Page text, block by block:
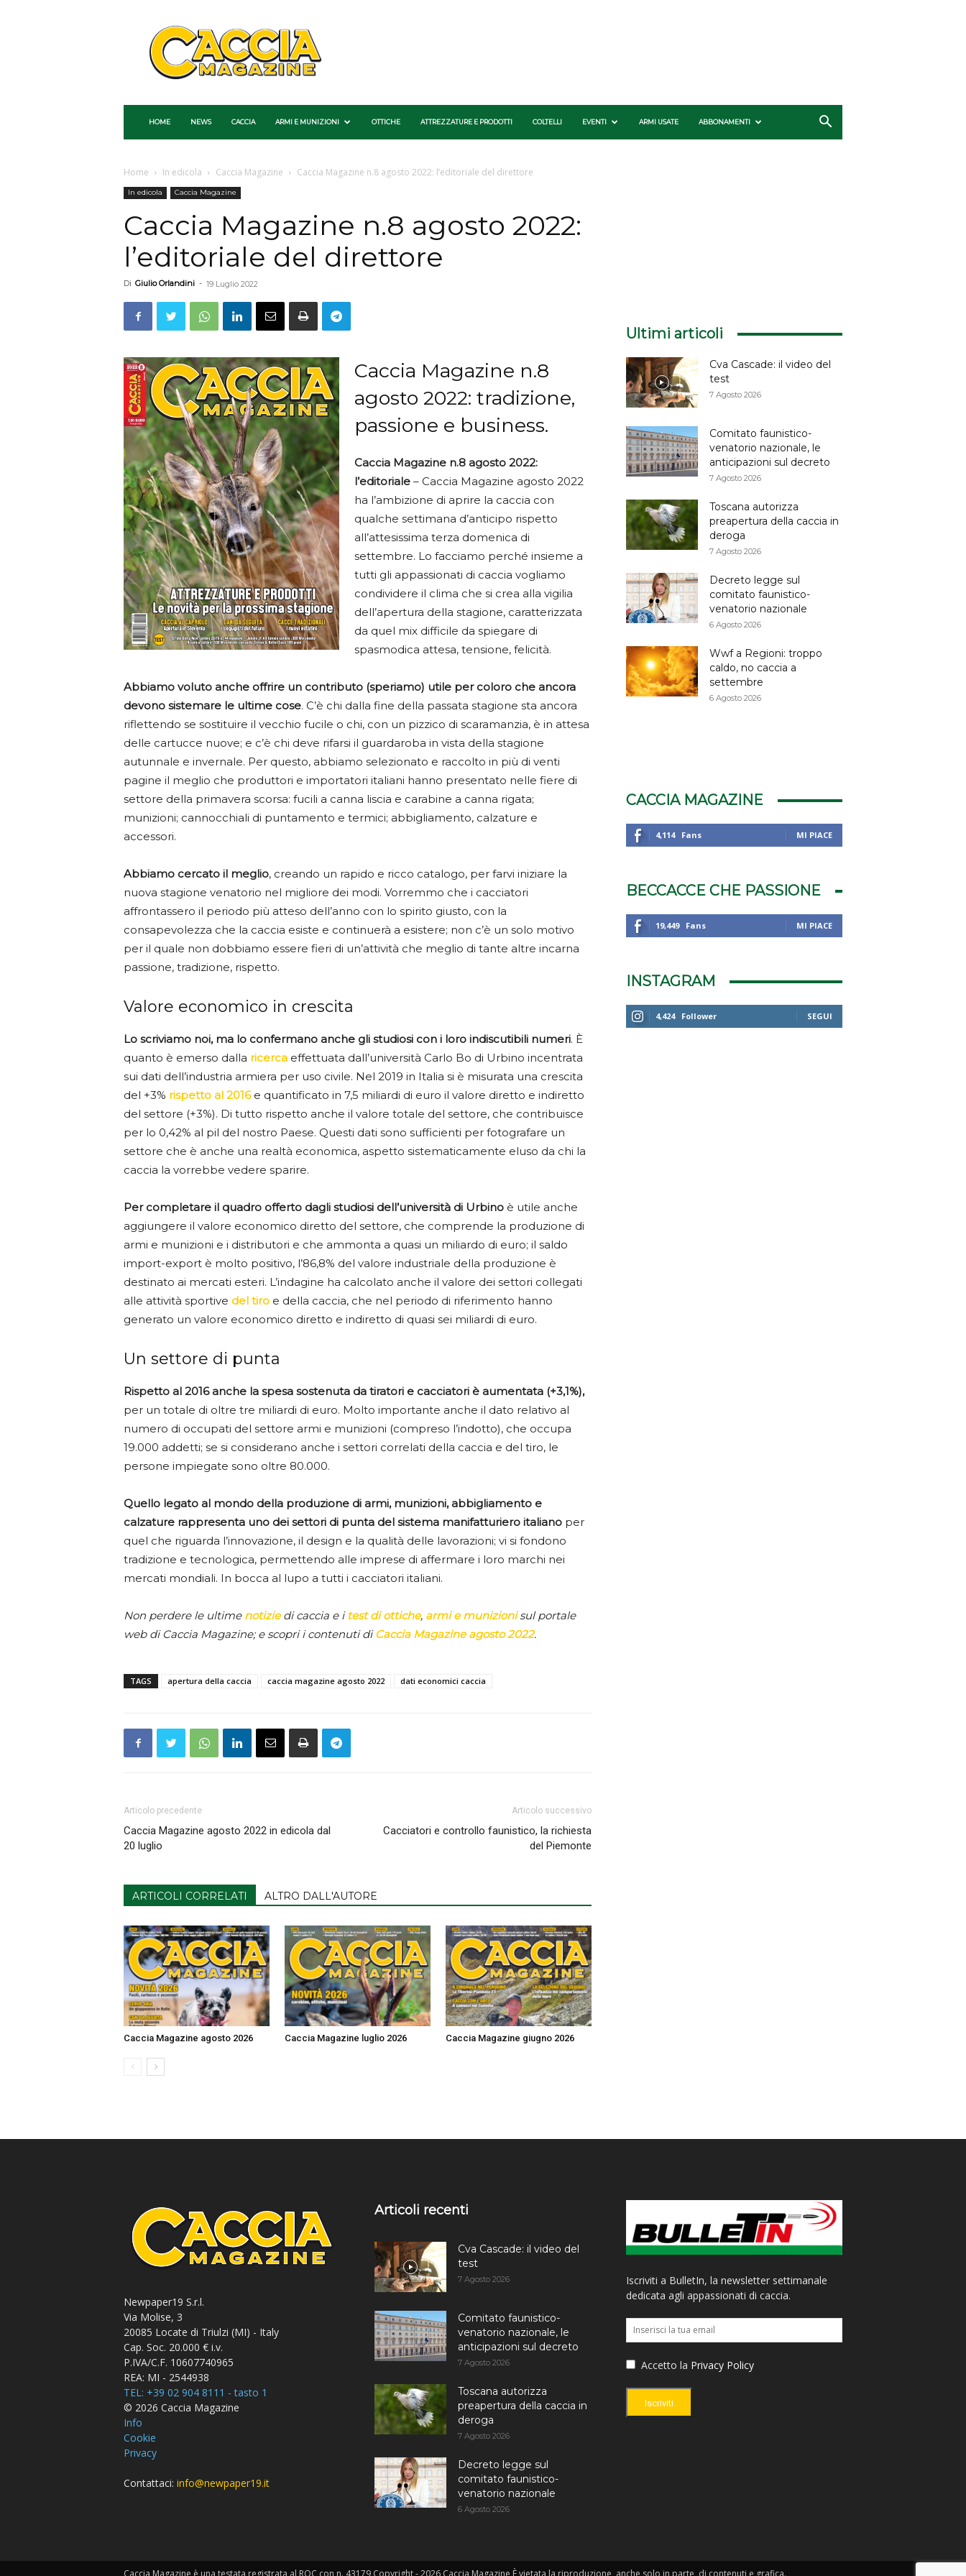
Caccia
Magazine
HOME NEWS CACCIA ARMI E MUNIZIONI OTTICHE ATTREZZATURE E PRODOTTI COLTELLI EVENTI ARMI USATE ABBONAMENTI
Home In edicola Caccia Magazine Caccia Magazine n.8 agosto 2022: l’editoriale del direttore
In edicola Caccia Magazine
Caccia Magazine n.8 agosto 2022:
l’editoriale del direttore
Di Giulio Orlandini - 19 Luglio 2022
Caccia Magazine n.8
agosto 2022: tradizione,
passione e business.
Caccia Magazine n.8 agosto 2022:
l’editoriale – Caccia Magazine agosto 2022
ha l’ambizione di aprire la caccia con
qualche settimana d’anticipo rispetto
all’attesissima terza domenica di
settembre. Lo facciamo perché insieme a
tutti gli appassionati di caccia vogliamo
condividere il clima che si crea alla vigilia
dell’apertura della stagione, caratterizzata
da quel mix difficile da spiegare di
spasmodica attesa, tensione, felicità.
Abbiamo voluto anche offrire un contributo (speriamo) utile per coloro che ancora
devono sistemare le ultime cose. C’è chi dalla fine della passata stagione sta ancora
riflettendo se sostituire il vecchio fucile o chi, con un pizzico di scaramanzia, è in attesa
delle cartucce nuove; e c’è chi deve rifarsi il guardaroba in vista della stagione
autunnale e invernale. Per questo, abbiamo selezionato e raccolto in più di venti
pagine il meglio che produttori e importatori italiani hanno presentato nelle fiere di
settore della primavera scorsa: fucili a canna liscia e carabine a canna rigata;
munizioni; cannocchiali di puntamento e termici; abbigliamento, calzature e
accessori.
Abbiamo cercato il meglio, creando un rapido e ricco catalogo, per farvi iniziare la
nuova stagione venatorio nel migliore dei modi. Vorremmo che i cacciatori
affrontassero il periodo più atteso dell’anno con lo spirito giusto, con la
consapevolezza che la caccia esiste e continuerà a esistere; non c’è un solo motivo
per il quale non dobbiamo essere fieri di un’attività che meglio di tante altre incarna
passione, tradizione, rispetto.
Valore economico in crescita
Lo scriviamo noi, ma lo confermano anche gli studiosi con i loro indiscutibili numeri. È
quanto è emerso dalla ricerca effettuata dall’università Carlo Bo di Urbino incentrata
sui dati dell’industria armiera per uso civile. Nel 2019 in Italia si è misurata una crescita
del +3% rispetto al 2016e quantificato in 7,5 miliardi di euro il valore diretto e indiretto
del settore (+3%). Di tutto rispetto anche il valore totale del settore, che contribuisce
per lo 0,42% al pil del nostro Paese. Questi dati sono sufficienti per fotografare un
settore che è anche una realtà economica, aspetto sistematicamente eluso da chi la
caccia la vorrebbe vedere sparire.
Per completare il quadro offerto dagli studiosi dell’università di Urbino è utile anche
aggiungere il valore economico diretto del settore, che comprende la produzione di
armi e munizioni e i distributori e che ammonta a quasi un miliardo di euro; il saldo
import-export è molto positivo, l’86,8% del valore industriale della produzione è
destinato ai mercati esteri. L’indagine ha calcolato anche il valore dei settori collegati
alle attività sportive del tiro e della caccia, che nel periodo di riferimento hanno
generato un valore economico diretto e indiretto di quasi sei miliardi di euro.
Un settore di punta
Rispetto al 2016 anche la spesa sostenuta da tiratori e cacciatori è aumentata (+3,1%),
per un totale di oltre tre miliardi di euro. Molto importante anche il dato relativo al
numero di occupati del settore armi e munizioni (compreso l’indotto), che occupa
19.000 addetti; se si considerano anche i settori correlati della caccia e del tiro, le
persone impiegate sono oltre 80.000.
Quello legato al mondo della produzione di armi, munizioni, abbigliamento e
calzature rappresenta uno dei settori di punta del sistema manifatturiero italiano per
quel che riguarda l’innovazione, il design e la qualità delle lavorazioni; vi si fondono
tradizione e tecnologica, permettendo alle imprese di affermare i loro marchi nei
mercati mondiali. In bocca al lupo a tutti i cacciatori italiani.
Non perdere le ultime notiziedi caccia e i test di ottiche, armi e munizionisul portale
web di Caccia Magazine; e scopri i contenuti di Caccia Magazine agosto 2022.
TAGS apertura della caccia caccia magazine agosto 2022 dati economici caccia
Articolo precedente
Caccia Magazine agosto 2022 in edicola dal
20 luglio
Articolo successivo
Cacciatori e controllo faunistico, la richiesta
del Piemonte
ARTICOLI CORRELATI ALTRO DALL'AUTORE
Caccia Magazine agosto 2026 Caccia Magazine luglio 2026 Caccia Magazine giugno 2026
Ultimi articoli
Cva Cascade: il video del
test
7 Agosto 2026
Comitato faunistico-
venatorio nazionale, le
anticipazioni sul decreto
7 Agosto 2026
Toscana autorizza
preapertura della caccia in
deroga
7 Agosto 2026
Decreto legge sul
comitato faunistico-
venatorio nazionale
6 Agosto 2026
Wwf a Regioni: troppo
caldo, no caccia a
settembre
6 Agosto 2026
CACCIA MAGAZINE
4,114 Fans MI PIACE
BECCACCE CHE PASSIONE
19,449 Fans MI PIACE
INSTAGRAM
4,424 Follower SEGUI
Newpaper19 S.r.l.
Via Molise, 3
20085 Locate di Triulzi (MI) - Italy
Cap. Soc. 20.000 € i.v.
P.IVA/C.F. 10607740965
REA: MI - 2544938
TEL: +39 02 904 8111 - tasto 1
© 2026 Caccia Magazine
Info
Cookie
Privacy
Contattaci: info@newpaper19.it
Articoli recenti
Cva Cascade: il video del
test
7 Agosto 2026
Comitato faunistico-
venatorio nazionale, le
anticipazioni sul decreto
7 Agosto 2026
Toscana autorizza
preapertura della caccia in
deroga
7 Agosto 2026
Decreto legge sul
comitato faunistico-
venatorio nazionale
6 Agosto 2026
Iscriviti a BulletIn, la newsletter settimanale
dedicata agli appassionati di caccia.
Accetto la Privacy Policy
Iscriviti
Caccia Magazine è una testata registrata al ROC con n. 43179 Copyright - 2026 Caccia Magazine È vietata la riproduzione, anche solo in parte, di contenuti e grafica.